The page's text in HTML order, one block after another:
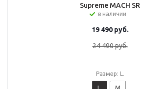
Supreme MACH SR
в наличии
19 490руб.
24 490руб.
Размер: L.
L. M